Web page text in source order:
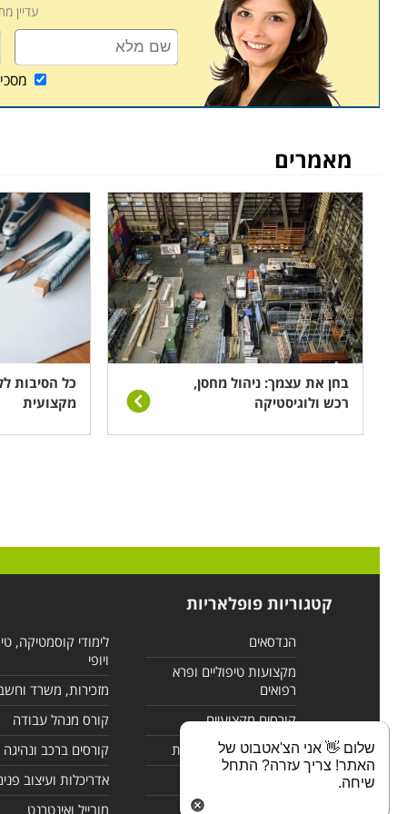
קורס ניהול מחסן ממוחשב נערך פעם או פעמיים
שיעורי השלמה במידה ופספסתם את אחד השיעורים
עדיין
מאמרים
בחן את עצמך: ניהול מחסן,
רכש ולוגיסטיקה
כל הסיבות
מקצועית
קטגוריות פופלאריות
הנדסאים
מקצועות טיפוליים ופרא
רפואים
קורסים מקצועיים
לימודי מחשבים ורשתות
לימודי קוסמטיקה,
ויופי
מזכירות, משרד
קורס מנהל עבודה
קורסים ברכב ונהיגה
אדריכלות ועיצוב
מובייל ואינטרנט
שלום 👋 אני הצ'אטבוט של
האתר! צריך עזרה? התחל
שיחה.